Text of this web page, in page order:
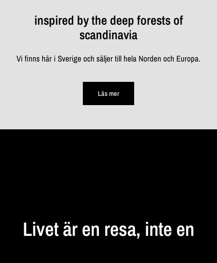
inspired by the deep forests of
scandinavia
Vi finns här i Sverige och säljer till hela Norden och Europa.
Läs mer
Livetären resa, inte en